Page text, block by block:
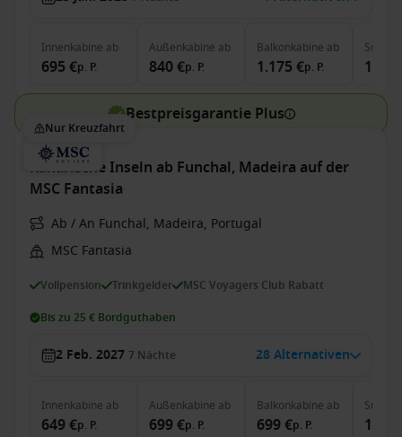
Innenkabine ab
695 €p. P.
Außenkabine ab
840 €p. P.
Balkonkabine ab
1.175 €p. P.
Suite
Bestpreisgarantie Plus
Nur Kreuzfahrt
Kanarische Inseln ab Funchal, Madeira auf der
MSC Fantasia
Ab / An Funchal, Madeira, Portugal
MSC Fantasia
Vollpension Trinkgelder MSC Voyagers Club Rabatt
Bis zu 25 € Bordguthaben
2 Feb. 2027 7 Nächte 28 Alternativen
Innenkabine ab
649 €p. P.
Außenkabine ab
699 €p. P.
Balkonkabine ab
699 €p. P.
Suite